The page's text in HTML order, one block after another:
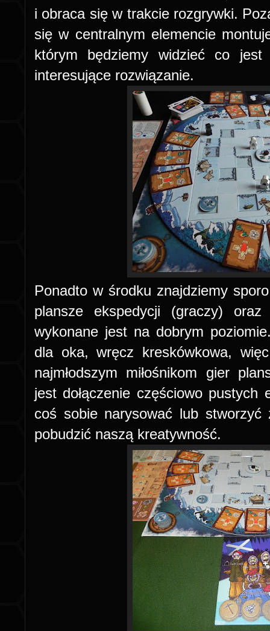
i obraca się w trakcie rozgrywki.
się w centralnym elemencie
którym będziemy widzieć co
interesujące rozwiązanie.
Ponadto w środku znajdziemy
plansze ekspedycji (graczy)
wykonane jest na dobrym
dla oka, wręcz kreskówkowa,
najmłodszym miłośnikom gier
jest dołączenie częściowo
coś sobie narysować lub stworzyć
pobudzić naszą kreatywność.